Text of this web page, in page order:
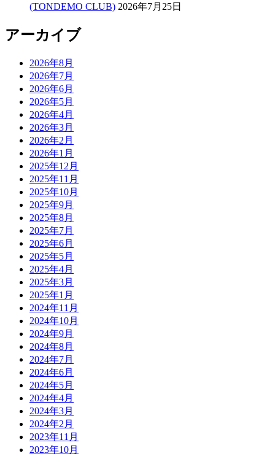
(TONDEMO CLUB) 2026年7月25日
アーカイブ
2026年8月
2026年7月
2026年6月
2026年5月
2026年4月
2026年3月
2026年2月
2026年1月
2025年12月
2025年11月
2025年10月
2025年9月
2025年8月
2025年7月
2025年6月
2025年5月
2025年4月
2025年3月
2025年1月
2024年11月
2024年10月
2024年9月
2024年8月
2024年7月
2024年6月
2024年5月
2024年4月
2024年3月
2024年2月
2023年11月
2023年10月